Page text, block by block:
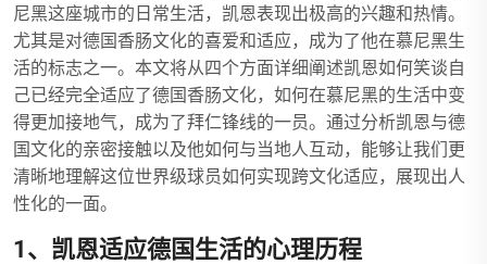
尼黑这座城市的日常生活，凯恩表现出极高的兴趣和热情。
尤其是对德国香肠文化的喜爱和适应，成为了他在慕尼黑生
活的标志之一。本文将从四个方面详细阐述凯恩如何笑谈自
己已经完全适应了德国香肠文化，如何在慕尼黑的生活中变
得更加接地气，成为了拜仁锋线的一员。通过分析凯恩与德
国文化的亲密接触以及他如何与当地人互动，能够让我们更
清晰地理解这位世界级球员如何实现跨文化适应，展现出人
性化的一面。
1、凯恩适应德国生活的心理历程